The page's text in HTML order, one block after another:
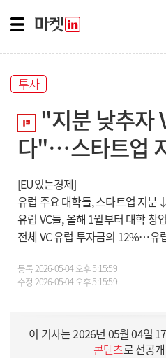
투자
"지분 낮추자
다"…스타트업
럽 대학들
[EU있는경제]
유럽 주요 대학들, 스타트업 지분
유럽 VC들, 올해 1월부터 대학 창
전체 VC 유럽 투자금의 12%…유
등록2026-05-04 오후 5:15:59
수정 2026-05-04 오후 5:15:59
이 기사는2026년 05월 04일
콘텐츠로 선공